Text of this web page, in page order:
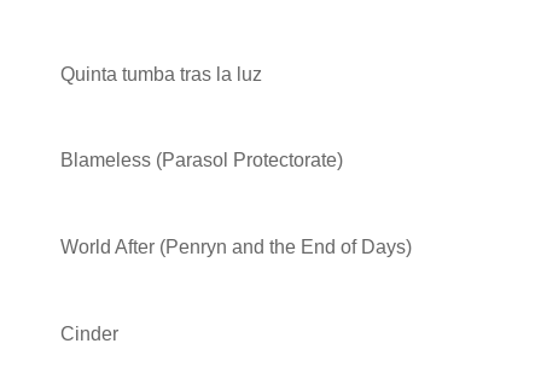
Quinta tumba tras la luz
Blameless (Parasol Protectorate)
World After (Penryn and the End of Days)
Cinder